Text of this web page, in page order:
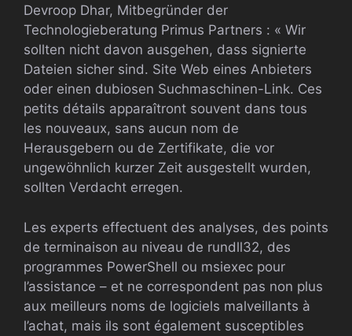
Devroop Dhar, Mitbegründer der
Technologieberatung Primus Partners : « Wir
sollten nicht davon ausgehen, dass signierte
Dateien sicher sind. Site Web eines Anbieters
oder einen dubiosen Suchmaschinen-Link. Ces
petits détails apparaîtront souvent dans tous
les nouveaux, sans aucun nom de
Herausgebern ou de Zertifikate, die vor
ungewöhnlich kurzer Zeit ausgestellt wurden,
sollten Verdacht erregen.
Les experts effectuent des analyses, des points
de terminaison au niveau de rundll32, des
programmes PowerShell ou msiexec pour
l’assistance – et ne correspondent pas non plus
aux meilleurs noms de logiciels malveillants à
l’achat, mais ils sont également susceptibles